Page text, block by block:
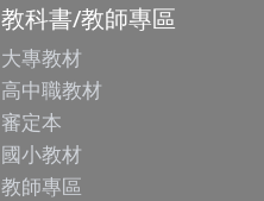
教科書/教師專區
大專教材
高中職教材
審定本
國小教材
教師專區